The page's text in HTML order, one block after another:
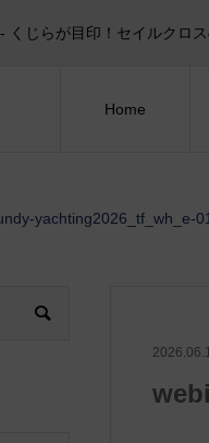
くじらが目印！セイルクロ
Home
yachting2026_tf_wh_e-01